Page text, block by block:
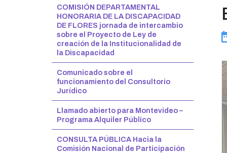
COMISIÓN DEPARTAMENTAL
HONORARIA DE LA DISCAPACIDAD
DE FLORES jornada de intercambio
sobre el Proyecto de Ley de
creación de la Institucionalidad de
la Discapacidad
Comunicado sobre el
funcionamiento del Consultorio
Jurídico
Llamado abierto para Montevideo –
Programa Alquiler Público
CONSULTA PÚBLICA Hacia la
Comisión Nacional de Participación